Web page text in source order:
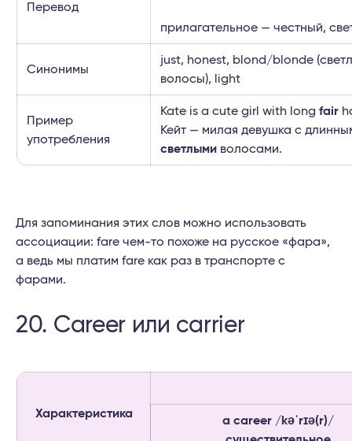
Перевод
прилагательное — честный,
Синонимы
just, honest, blond/blonde
волосы), light
Пример
употребления
Kate is a cute girl with long fair
Кейт — милая девушка с
светлыми волосами.
Для запоминания этих слов можно использовать
ассоциации: fare чем-то похоже на русское «фара»,
а ведь мы платим fare как раз в транспорте с
фарами.
20. Career или carrier
Характеристика
a career /kəˈrɪə(r)/